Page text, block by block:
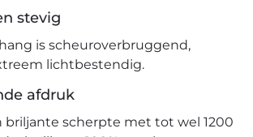
stevig
is scheuroverbruggend,
lichtbestendig.
afdruk
briljante scherpte met tot wel 1200